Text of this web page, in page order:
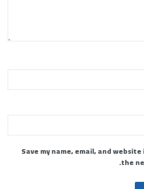
Save my name, email, and
the